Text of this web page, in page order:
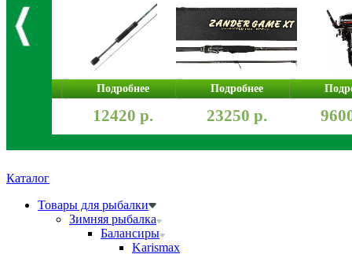
Подробнее
12420 р.
Подробнее
23250 р.
Каталог
Товары для рыбалки
Зимняя рыбалка
Балансиры
Karismax